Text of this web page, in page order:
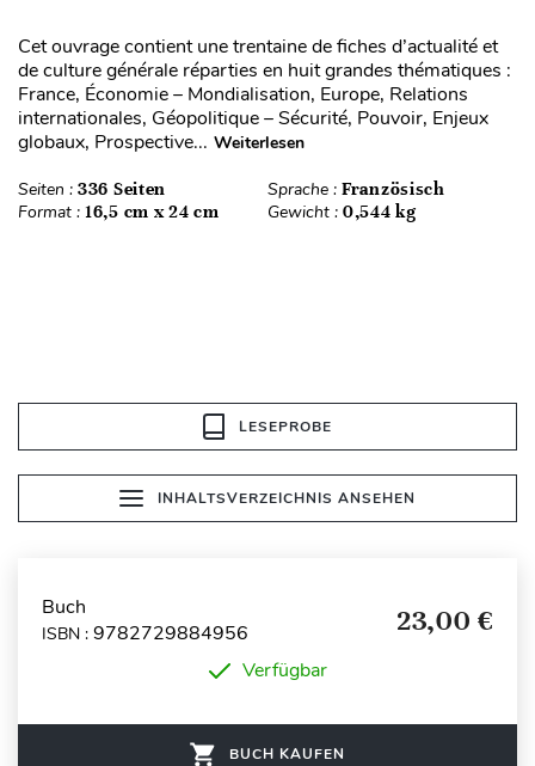
Cet ouvrage contient une trentaine de fiches d’actualité et
de culture générale réparties en huit grandes thématiques :
France, Économie – Mondialisation, Europe, Relations
internationales, Géopolitique – Sécurité, Pouvoir, Enjeux
globaux, Prospective... Weiterlesen
Seiten : 336 Seiten Sprache : Französisch
Format : 16,5 cm x 24 cm Gewicht : 0,544 kg
LESEPROBE
INHALTSVERZEICHNIS ANSEHEN
Buch
ISBN : 9782729884956 23,00 €
Verfügbar
BUCH KAUFEN